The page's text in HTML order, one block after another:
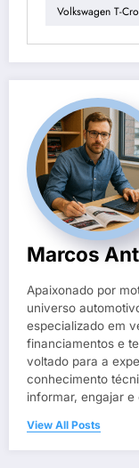
Volkswagen T-
Marcos
Apaixonado por
universo
especializado em
financiamentos e
voltado para a
conhecimento
informar, engajar
View All Posts